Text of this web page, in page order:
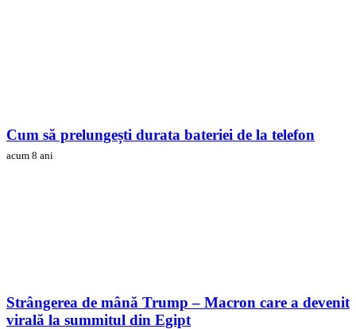
Cum să prelungești durata bateriei de la telefon
acum 8 ani
Strângerea de mână Trump – Macron care a devenit
virală la summitul din Egipt